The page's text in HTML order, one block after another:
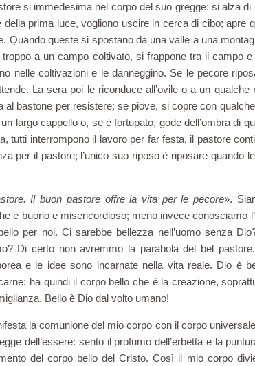
si im­medesima nel corpo del suo gregge: si alza di
della prima luce, vogliono uscire in cerca di cibo; apre
Quando queste si spostano da una valle a una
a un campo coltivato, si frappone tra il campo e
nelle coltiva­zioni e le danneggino. Se le pecore
La sera poi le riconduce all’ovile o a un qualche
al bastone per resistere; se piove, si copre con
largo cappello o, se è fortupato, gode dell’ombra di
tutti interrompono il lavoro per far festa, il pastore
per il pastore; l’unico suo riposo è riposare quando
Il buon pastore offre la vita per le pecore».
è buono e misericordioso; meno invece conosciamo
per noi. Ci sarebbe bellezza nell’uomo senza
Di certo non avremmo la parabola del bel
e le idee sono incarnate nella vita reale. Dio è
ha quindi il corpo bello che è la creazione,
Bello è Dio dal volto umano!
la comunione del mio corpo con il corpo
dell’essere: sento il profumo dell’erbetta e la
del corpo bello del Cristo. Così il mio corpo